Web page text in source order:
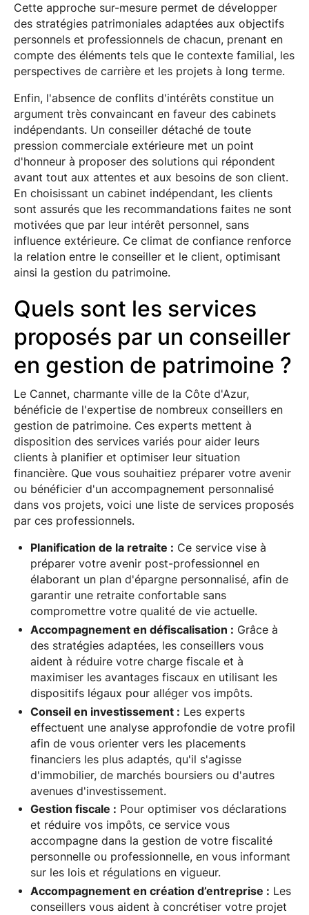
Cette approche sur-mesure permet de développer
des stratégies patrimoniales adaptées aux objectifs
personnels et professionnels de chacun, prenant en
compte des éléments tels que le contexte familial, les
perspectives de carrière et les projets à long terme.
Enfin, l'absence de conflits d'intérêts constitue un
argument très convaincant en faveur des cabinets
indépendants. Un conseiller détaché de toute
pression commerciale extérieure met un point
d'honneur à proposer des solutions qui répondent
avant tout aux attentes et aux besoins de son client.
En choisissant un cabinet indépendant, les clients
sont assurés que les recommandations faites ne sont
motivées que par leur intérêt personnel, sans
influence extérieure. Ce climat de confiance renforce
la relation entre le conseiller et le client, optimisant
ainsi la gestion du patrimoine.
Quels sont les services
proposés par un conseiller
en gestion de patrimoine ?
Le Cannet, charmante ville de la Côte d'Azur,
bénéficie de l'expertise de nombreux conseillers en
gestion de patrimoine. Ces experts mettent à
disposition des services variés pour aider leurs
clients à planifier et optimiser leur situation
financière. Que vous souhaitiez préparer votre avenir
ou bénéficier d'un accompagnement personnalisé
dans vos projets, voici une liste de services proposés
par ces professionnels.
Planification de la retraite : Ce service vise à
préparer votre avenir post-professionnel en
élaborant un plan d'épargne personnalisé, afin de
garantir une retraite confortable sans
compromettre votre qualité de vie actuelle.
Accompagnement en défiscalisation : Grâce à
des stratégies adaptées, les conseillers vous
aident à réduire votre charge fiscale et à
maximiser les avantages fiscaux en utilisant les
dispositifs légaux pour alléger vos impôts.
Conseil en investissement : Les experts
effectuent une analyse approfondie de votre profil
afin de vous orienter vers les placements
financiers les plus adaptés, qu'il s'agisse
d'immobilier, de marchés boursiers ou d'autres
avenues d'investissement.
Gestion fiscale : Pour optimiser vos déclarations
et réduire vos impôts, ce service vous
accompagne dans la gestion de votre fiscalité
personnelle ou professionnelle, en vous informant
sur les lois et régulations en vigueur.
Accompagnement en création d’entreprise : Les
conseillers vous aident à concrétiser votre projet